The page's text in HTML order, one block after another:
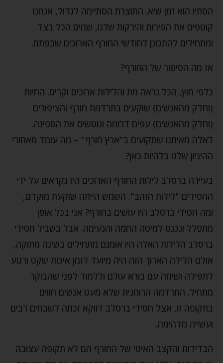
הסתיו הוא זמן שיא. התוצרת הסתיימה לגדול, אנחנו
קוטפים את הפירות והירקות שלנו, שמים הכל בצד
ומתחילים להתכונן לחודשי החורף הארוכים שבפתח.
אז מה הסיפור של החורף?
כלפי חוץ, הכל נראה מת והלילות ארוכים וקרים. החיות
(וחלק מהאנשים) שוקעים בתרדמת חורף והציפורים
(וחלק מהאנשים) עפים דרומה ונוטשים את הספינה.
לאלה מאיתנו שתקועים ב"ארץ חורף" – מה עומד מאחורי
ההיגיון שלנו בלהיות כאן?
בעיירה ברסלב לילות החורף הארוכים היו נקראים על ידי
החסידים "לילות הזהב". השמש הייתה שוקעת מוקדם,
ומה חסידי ברסלב היו עושים בחורף? אני בכל אופן
מתפלל ונכנס למיטה החמה והנעימה. אבל בשביל חסידי
ברסלב הלילות האלה היו אומנם מתחילים בשינה מתוקה,
אולם הלילה הארוך הזה היה מיועד לזמן איכות שקט ורגוע
לתפילה ושיחה עם בורא עולם וללמוד לפני שהבוקר
מתחיל. התרדמה הרוחנית שלא מעט אנשים חווים
בתקופה זו, אצל חסידי ברסלב דווקא זכתה לשבחים רבים
ועשייה מדהימה.
הבדידות והקצב האיטי של החורף הם לא תקופה עצובה